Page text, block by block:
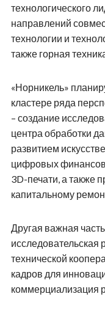
технологического
направлений
технологии и
также горная
«Норникель»
кластере ряда
– создание
центра обработки
развитием
цифровых
3D-печати, а также
капитальному
Другая важная
исследовательская
технической
кадров для
коммерциализация